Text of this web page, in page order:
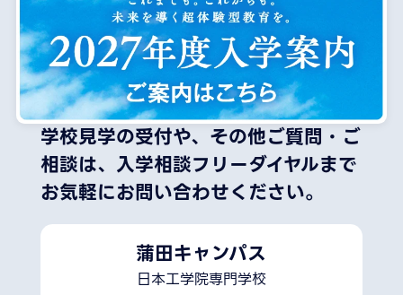
学校見学の受付や、その他ご質問・ご
相談は、 入学相談フリーダイヤルまで
お気軽にお問い合わせください。
蒲田キャンパス
日本工学院専門学校